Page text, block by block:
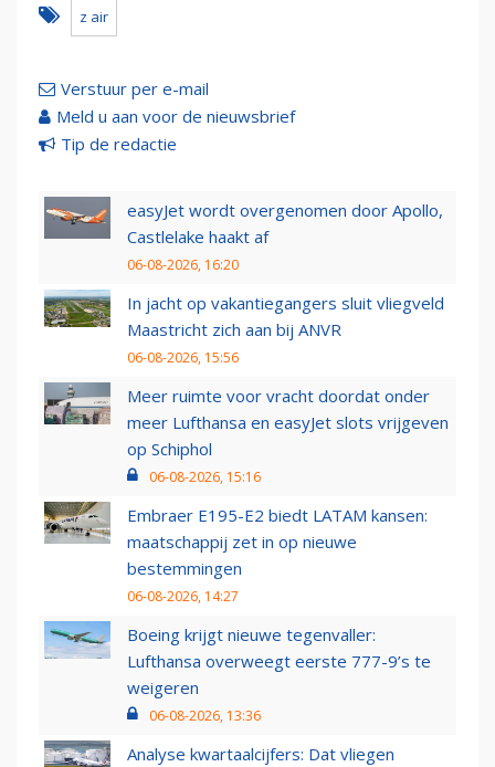
z air
Verstuur per e-mail
Meld u aan voor de nieuwsbrief
Tip de redactie
easyJet wordt overgenomen door Apollo,
Castlelake haakt af
06-08-2026, 16:20
In jacht op vakantiegangers sluit vliegveld
Maastricht zich aan bij ANVR
06-08-2026, 15:56
Meer ruimte voor vracht doordat onder
meer Lufthansa en easyJet slots vrijgeven
op Schiphol
06-08-2026, 15:16
Embraer E195-E2 biedt LATAM kansen:
maatschappij zet in op nieuwe
bestemmingen
06-08-2026, 14:27
Boeing krijgt nieuwe tegenvaller:
Lufthansa overweegt eerste 777-9’s te
weigeren
06-08-2026, 13:36
Analyse kwartaalcijfers: Dat vliegen